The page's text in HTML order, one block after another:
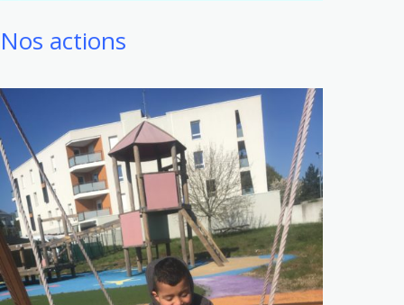
Nos actions